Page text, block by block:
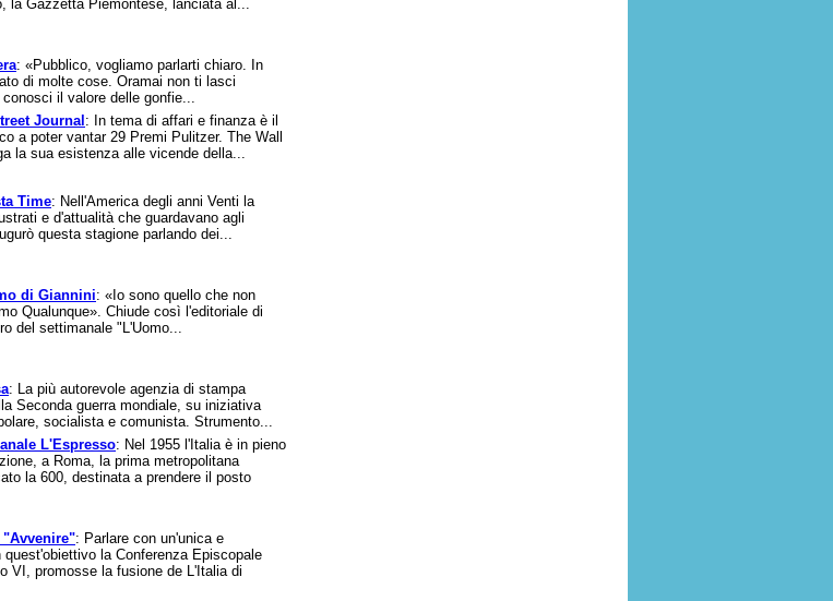
la Gazzetta Piemontese, lanciata al...
: «Pubblico, vogliamo parlarti chiaro. In
di molte cose. Oramai non ti lasci
il valore delle gonfie...
Journal : In tema di affari e finanza è il
a poter vantar 29 Premi Pulitzer. The Wall
la sua esistenza alle vicende della...
Time: Nell'America degli anni Venti la
e d'attualità che guardavano agli
questa stagione parlando dei...
di Giannini: «Io sono quello che non
Qualunque». Chiude così l'editoriale di
del settimanale "L'Uomo...
: La più autorevole agenzia di stampa
Seconda guerra mondiale, su iniziativa
socialista e comunista. Strumento...
L'Espresso: Nel 1955 l'Italia è in pieno
a Roma, la prima metropolitana
la 600, destinata a prendere il posto
: Parlare con un'unica e
la Conferenza Episcopale
VI, promosse la fusione de L'Italia di